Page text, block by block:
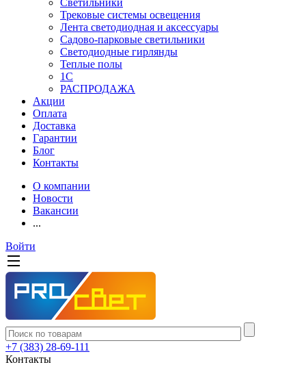
Светильники
Трековые системы освещения
Лента светодиодная и аксессуары
Садово-парковые светильники
Светодиодные гирлянды
Теплые полы
1С
РАСПРОДАЖА
Акции
Оплата
Доставка
Гарантии
Блог
Контакты
О компании
Новости
Вакансии
...
Войти
+7 (383) 28-69-111
Контакты